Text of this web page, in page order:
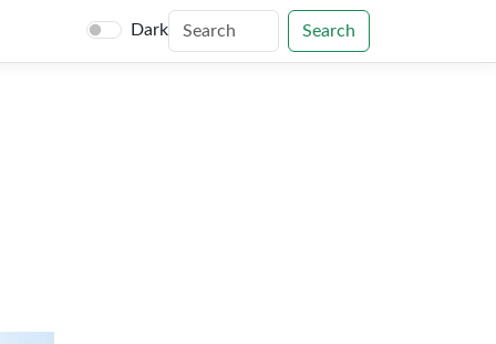
Dark Search